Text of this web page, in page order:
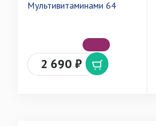
Мультивитаминами 64
2 690 ₽